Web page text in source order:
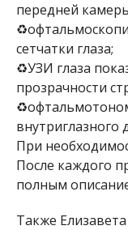
передней
сетчатки глаза;
♻УЗИ глаза
прозрачности
внутриглазного
При
После каждого
полным
Также